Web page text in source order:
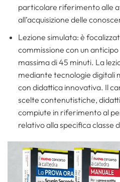
particolare riferimento alle
all’acquisizione delle
Lezione simulata: è
commissione con un
massima di 45 minuti. La
mediante tecnologie digitali
con didattica innovativa. Il
scelte contenutistiche,
compiute in riferimento al
relativo alla specifica classe